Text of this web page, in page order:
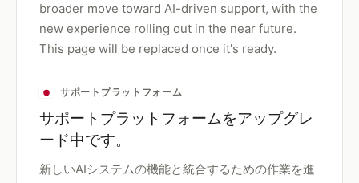
broader move toward AI-driven support, with the
new experience rolling out in the near future.
This page will be replaced once it's ready.
サポートプラットフォーム
サポートプラットフォームをアップグレ
ード中です。
新しいAIシステムの機能と統合するための作業を進